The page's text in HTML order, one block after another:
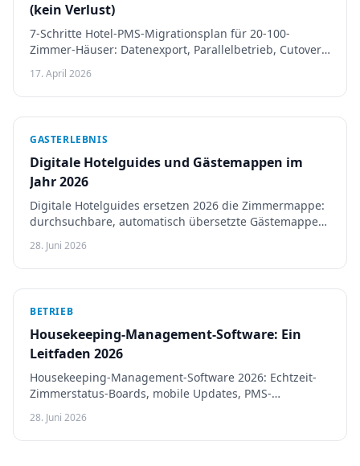
(kein Verlust)
7-Schritte Hotel-PMS-Migrationsplan für 20-100-
Zimmer-Häuser: Datenexport, Parallelbetrieb, Cutover-
Timing, jede Reservierung verlustfrei sichern.
17. April 2026
GASTERLEBNIS
Digitale Hotelguides und Gästemappen im
Jahr 2026
Digitale Hotelguides ersetzen 2026 die Zimmermappe:
durchsuchbare, automatisch übersetzte Gästemappen,
mit Touch Stay, Vamoos und Guestivo im Vergleich.
28. Juni 2026
BETRIEB
Housekeeping-Management-Software: Ein
Leitfaden 2026
Housekeeping-Management-Software 2026: Echtzeit-
Zimmerstatus-Boards, mobile Updates, PMS-
Synchronisation, mit Flexkeeping, Optii und Guestivo
im Vergleich.
28. Juni 2026